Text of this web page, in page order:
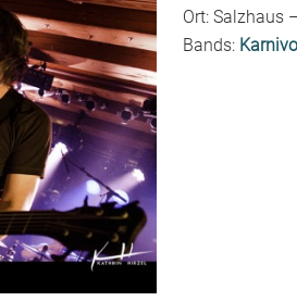
Ort: Salzhaus
Bands: